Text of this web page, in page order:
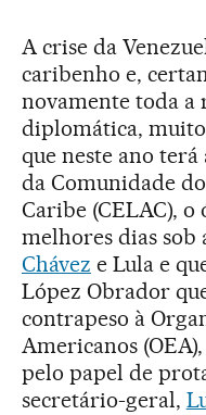
A crise da
caribenho e,
novamente toda a
diplomática,
que neste ano
da Comunidade
Caribe (CELAC), o
melhores dias sob
Chávez e Lula e
López Obrador
contrapeso à
Americanos
pelo papel de
secretário-geral,